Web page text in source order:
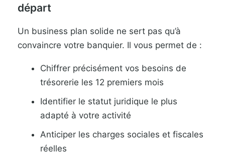
départ
Un business plan solide ne sert pas qu’à
convaincre votre banquier. Il vous permet de :
Chiffrer précisément vos besoins de
trésorerie les 12 premiers mois
Identifier le statut juridique le plus
adapté à votre activité
Anticiper les charges sociales et fiscales
réelles